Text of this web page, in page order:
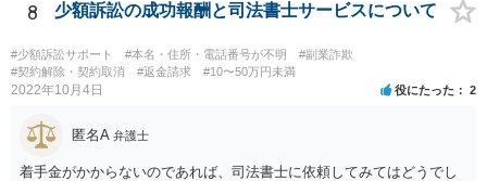
8 少額訴訟の成功報酬と司法書士サービスについて
#少額訴訟サポート #本名・住所・電話番号が不明
#副業詐欺
#契約解除・契約取消
#返金請求 #10〜50万円未満
2022年10月4日 役にたった 2
匿名A 弁護士
着手金がかからないのであれば、司法書士に依頼してみてはどうでし